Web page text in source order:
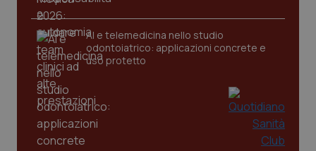
AI e telemedicina nello studio
odontoiatrico: applicazioni concrete e
uso protetto
tracking-sites-ironfish-
tracking-enable
www.quotidianosanita.it